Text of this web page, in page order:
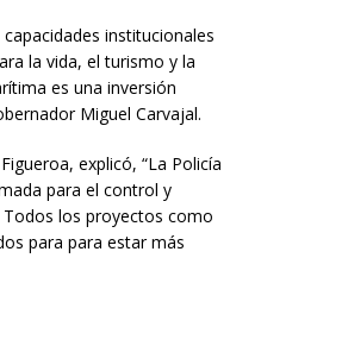
institucionales
la vida, el turismo y la
es una inversión
Miguel Carvajal.
explicó, “La Policía
para el control y
los proyectos como
para para estar más